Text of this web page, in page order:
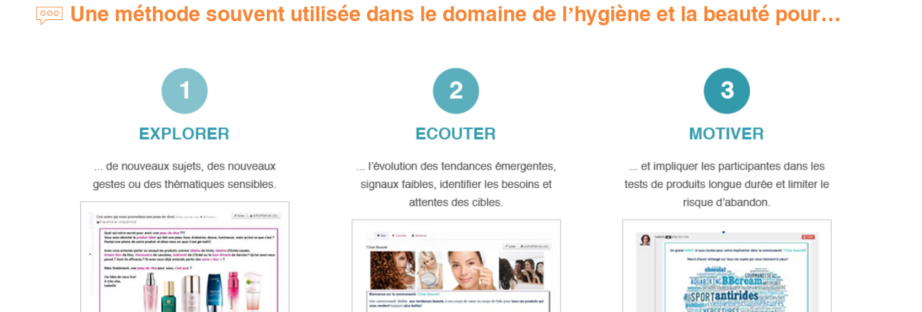
Une méthode souvent utilisée dans le domaine de l’hygiène et la beauté pour…